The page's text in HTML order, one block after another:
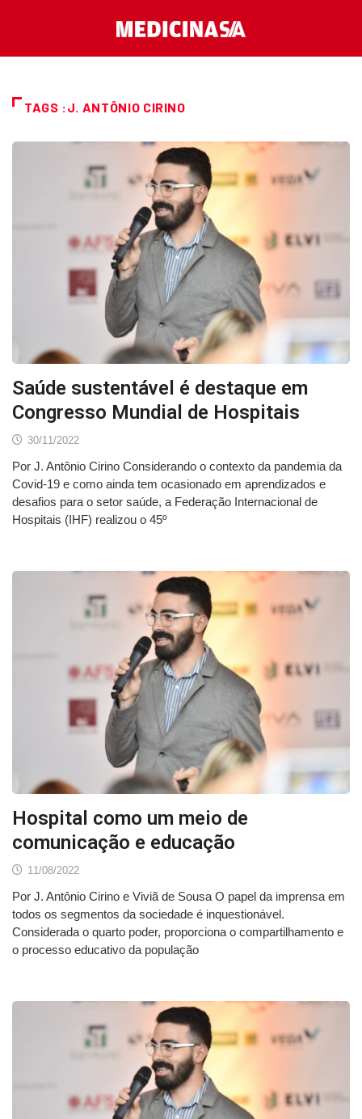
TAGS :J. ANTÔNIO CIRINO
Saúde sustentável é destaque em
Congresso Mundial de Hospitais
30/11/2022
Por J. Antônio Cirino Considerando o contexto da pandemia da
Covid-19 e como ainda tem ocasionado em aprendizados e
desafios para o setor saúde, a Federação Internacional de
Hospitais (IHF) realizou o 45º
Hospital como um meio de
comunicação e educação
11/08/2022
Por J. Antônio Cirino e Viviã de Sousa O papel da imprensa em
todos os segmentos da sociedade é inquestionável.
Considerada o quarto poder, proporciona o compartilhamento e
o processo educativo da população